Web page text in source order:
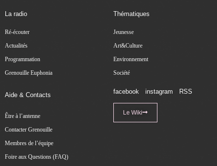
La radio
Ré-écouter
Actualités
Programmation
Grenouille Euphonia
Thématiques
Jeunesse
Art&Culture
Environnement
Société
Aide & Contacts
Être à l’antenne
Contacter Grenouille
Membres de l’équipe
Foire aux Questions (FAQ)
facebook instagram RSS
Le Wiki